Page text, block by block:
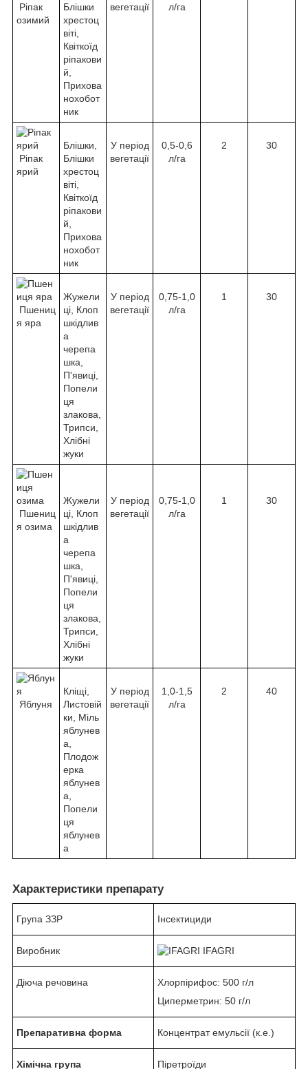
Ріпак
озимий
Блішки
хрестоц
віті,
Квіткоїд
ріпакови
й,
Прихова
нохобот
ник
вегетації
л/га
Ріпак
ярий
Блішки,
Блішки
хрестоц
віті,
Квіткоїд
ріпакови
й,
Прихова
нохобот
ник
У період
вегетації
0,5-0,6
л/га
2 30
Пшениц
я яра
Жужели
ці, Клоп
шкідлив
а
черепа
шка,
П'явиці,
Попели
ця
злакова,
Трипси,
Хлібні
жуки
У період
вегетації
0,75-1,0
л/га
1 30
Пшениц
я озима
Жужели
ці, Клоп
шкідлив
а
черепа
шка,
П'явиці,
Попели
ця
злакова,
Трипси,
Хлібні
жуки
У період
вегетації
0,75-1,0
л/га
1 30
Яблуня
Кліщі,
Листовій
ки, Міль
яблунев
а,
Плодож
ерка
яблунев
а,
Попели
ця
яблунев
а
У період
вегетації
1,0-1,5
л/га
2 40
Характеристики препарату
Група ЗЗР Інсектициди
Виробник IFAGRI
Діюча речовина
Хлорпірифос: 500 г/л
Циперметрин: 50 г/л
Препаративна форма Концентрат емульсії (к.е.)
Хімічна група Піретроїди